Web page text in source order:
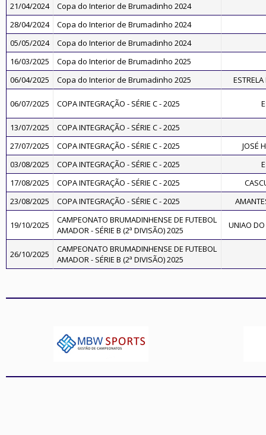
21/04/2024
Copa do Interior de Brumadinho 2024
28/04/2024
Copa do Interior de Brumadinho 2024
05/05/2024
Copa do Interior de Brumadinho 2024
16/03/2025
Copa do Interior de Brumadinho 2025
06/04/2025
Copa do Interior de Brumadinho 2025
06/07/2025 COPA INTEGRAÇÃO - SÉRIE C - 2025
13/07/2025
COPA INTEGRAÇÃO - SÉRIE C - 2025
27/07/2025
COPA INTEGRAÇÃO - SÉRIE C - 2025
JOSÉ
03/08/2025
COPA INTEGRAÇÃO - SÉRIE C - 2025
17/08/2025
COPA INTEGRAÇÃO - SÉRIE C - 2025
23/08/2025
COPA INTEGRAÇÃO - SÉRIE C - 2025
19/10/2025
CAMPEONATO BRUMADINHENSE DE FUTEBOL
AMADOR - SÉRIE B (2ª DIVISÃO) 2025
UNIAO
26/10/2025
CAMPEONATO BRUMADINHENSE DE FUTEBOL
AMADOR - SÉRIE B (2ª DIVISÃO) 2025